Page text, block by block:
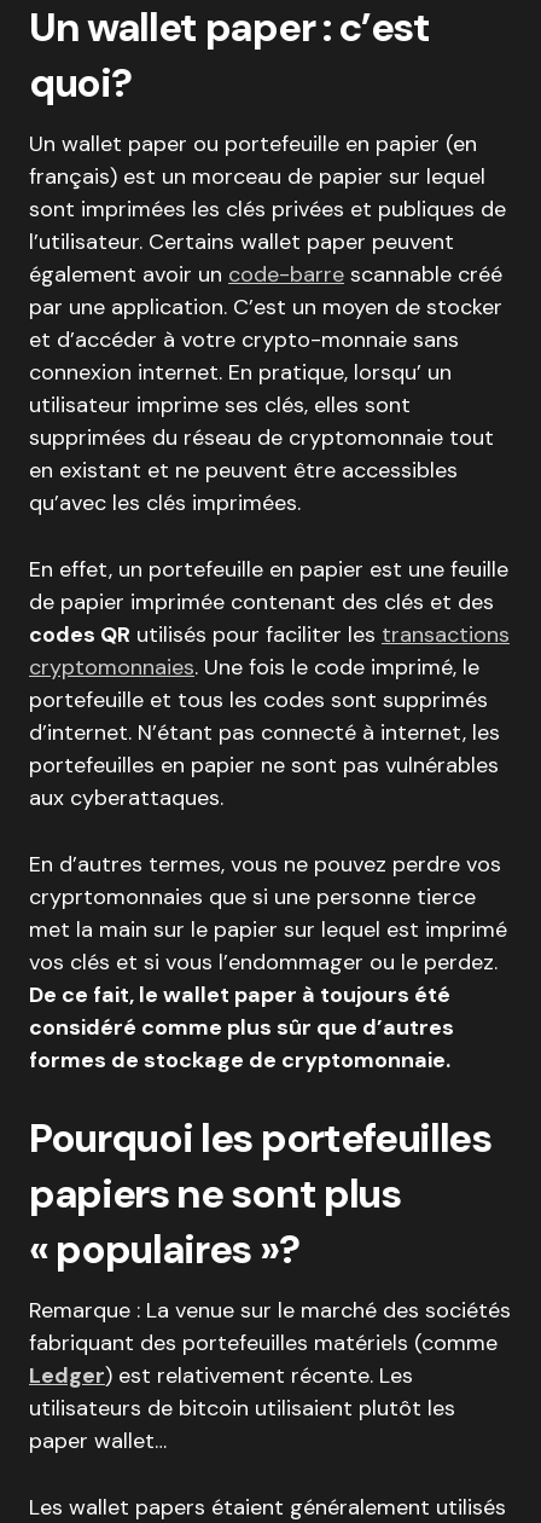
Un wallet paper : c’est
quoi?
Un wallet paper ou portefeuille en papier (en
français) est un morceau de papier sur lequel
sont imprimées les clés privées et publiques de
l’utilisateur. Certains wallet paper peuvent
également avoir un code-barre scannable créé
par une application. C’est un moyen de stocker
et d’accéder à votre crypto-monnaie sans
connexion internet. En pratique, lorsqu’ un
utilisateur imprime ses clés, elles sont
supprimées du réseau de cryptomonnaie tout
en existant et ne peuvent être accessibles
qu’avec les clés imprimées.
En effet, un portefeuille en papier est une feuille
de papier imprimée contenant des clés et des
codes QR utilisés pour faciliter les transactions
cryptomonnaies. Une fois le code imprimé, le
portefeuille et tous les codes sont supprimés
d’internet. N’étant pas connecté à internet, les
portefeuilles en papier ne sont pas vulnérables
aux cyberattaques.
En d’autres termes, vous ne pouvez perdre vos
cryprtomonnaies que si une personne tierce
met la main sur le papier sur lequel est imprimé
vos clés et si vous l’endommager ou le perdez.
De ce fait, le wallet paper à toujours été
considéré comme plus sûr que d’autres
formes de stockage de cryptomonnaie.
Pourquoi les portefeuilles
papiers ne sont plus
« populaires »?
Remarque : La venue sur le marché des sociétés
fabriquant des portefeuilles matériels (comme
Ledger) est relativement récente. Les
utilisateurs de bitcoin utilisaient plutôt les
paper wallet…
Les wallet papers étaient généralement utilisés